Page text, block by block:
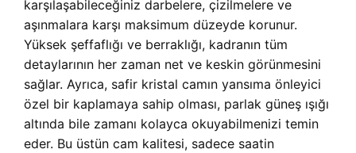
karşılaşabileceğiniz darbelere, çizilmelere ve
aşınmalara karşı maksimum düzeyde korunur.
Yüksek şeffaflığı ve berraklığı, kadranın tüm
detaylarının her zaman net ve keskin görünmesini
sağlar. Ayrıca, safir kristal camın yansıma önleyici
özel bir kaplamaya sahip olması, parlak güneş ışığı
altında bile zamanı kolayca okuyabilmenizi temin
eder. Bu üstün cam kalitesi, sadece saatin